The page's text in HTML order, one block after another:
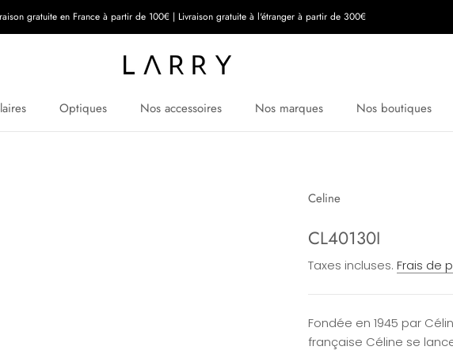
gratuite en France à partir de 100€ | Livraison gratuite à l'étranger à partir de 300€
Optiques Nos accessoires Nos marques Nos boutiques
Celine
CL40130I
Taxes incluses. Frais de
Fondée en 1945 par
française Céline se